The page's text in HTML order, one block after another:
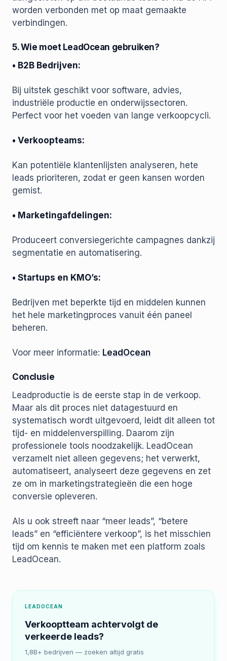
worden verbonden met op maat gemaakte
verbindingen.
5. Wie moet LeadOcean gebruiken?
• B2B Bedrijven:
Bij uitstek geschikt voor software, advies,
industriële productie en onderwijssectoren.
Perfect voor het voeden van lange verkoopcycli.
• Verkoopteams:
Kan potentiële klantenlijsten analyseren, hete
leads prioriteren, zodat er geen kansen worden
gemist.
• Marketingafdelingen:
Produceert conversiegerichte campagnes dankzij
segmentatie en automatisering.
• Startups en KMO’s:
Bedrijven met beperkte tijd en middelen kunnen
het hele marketingproces vanuit één paneel
beheren.
Voor meer informatie: LeadOcean
Conclusie
Leadproductie is de eerste stap in de verkoop.
Maar als dit proces niet datagestuurd en
systematisch wordt uitgevoerd, leidt dit alleen tot
tijd- en middelenverspilling. Daarom zijn
professionele tools noodzakelijk. LeadOcean
verzamelt niet alleen gegevens; het verwerkt,
automatiseert, analyseert deze gegevens en zet
ze om in marketingstrategieën die een hoge
conversie opleveren.
Als u ook streeft naar “meer leads”, “betere
leads” en “efficiëntere verkoop”, is het misschien
tijd om kennis te maken met een platform zoals
LeadOcean.
LEADOCEAN
Verkooptteam achtervolgt de
verkeerde leads?
1,8B+ bedrijven — zoeken altijd gratis